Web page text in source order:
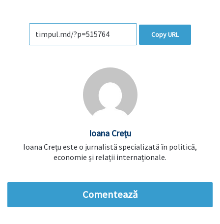
Copy URL
Ioana Crețu
Ioana Crețu este o jurnalistă specializată în politică,
economie și relații internaționale.
Comentează